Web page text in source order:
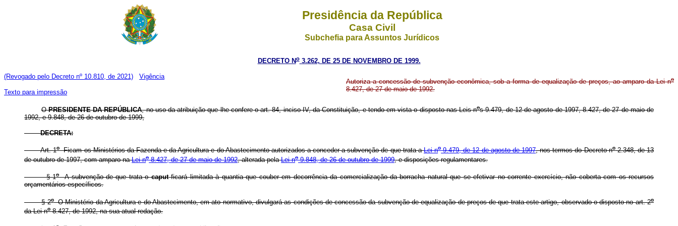
Presidência da República
Casa Civil
Subchefia para Assuntos Jurídicos
DECRETO No3.262, DE 25 DE NOVEMBRO DE 1999.
(Revogado pelo Decreto nº 10.810, de 2021) Vigência
Texto para impressão
Autoriza a concessão de subvenção econômica, sob a forma de equalização de preços, ao amparo da Lei no
8.427, de 27 de maio de 1992.
OPRESIDENTE DA REPÚBLICA, no uso da atribuição que lhe confere o art. 84, inciso IV, da Constituição, e tendo em vista o disposto nas Leis nos 9.479, de 12 de agosto de 1997, 8.427, de 27 de maio de
1992, e 9.848, de 26 de outubro de 1999,
DECRETA:
Art. 1oFicam os Ministérios da Fazenda e da Agricultura e do Abastecimento autorizados a conceder a subvenção de que trata aLei no9.479, de 12 de agosto de 1997, nos termos do Decreto no2.348, de 13
de outubro de 1997, com amparo naLei no8.427, de 27 de maio de 1992, alterada pelaLei no9.848, de 26 de outubro de 1999, e disposições regulamentares.
§ 1oA subvenção de que trata ocaputficará limitada à quantia que couber em decorrência da comercialização da borracha natural que se efetivar no corrente exercício, não coberta com os recursos
orçamentários específicos.
§ 2oO Ministério da Agricultura e do Abastecimento, em ato normativo, divulgará as condições de concessão da subvenção de equalização de preços de que trata este artigo, observado o disposto no art. 2o
da Lei no8.427, de 1992, na sua atual redação.